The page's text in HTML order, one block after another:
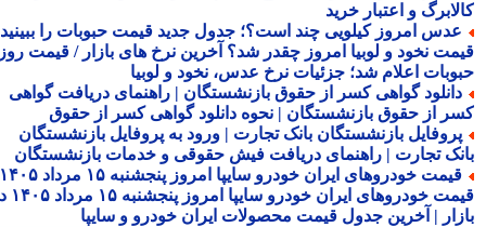
و اعتبار خرید
امروز کیلویی چند است؟؛ جدول جدید قیمت حبوبات را ببینید /
نخود و لوبیا امروز چقدر شد؟ آخرین نرخ های بازار / قیمت روز
اعلام شد؛ جزئیات نرخ عدس، نخود و لوبیا
گواهی کسر از حقوق بازنشستگان | راهنمای دریافت گواهی
از حقوق بازنشستگان | نحوه دانلود گواهی کسر از حقوق
بازنشستگان بانک تجارت | ورود به پروفایل بازنشستگان
تجارت | راهنمای دریافت فیش حقوقی و خدمات بازنشستگان
قیمت خودروهای ایران خودرو سایپا امروز پنجشنبه ۱۵ مرداد ۱۴۰۵ |
قیمت خودروهای ایران خودرو سایپا امروز پنجشنبه ۱۵ مرداد ۱۴۰۵ در
| آخرین جدول قیمت محصولات ایران خودرو و سایپا